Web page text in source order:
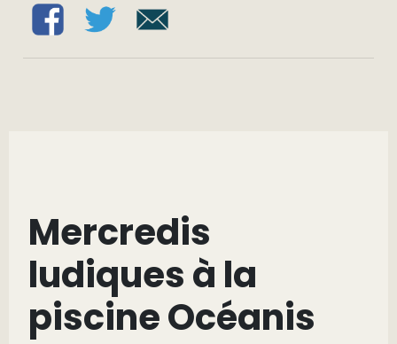
Mercredis
ludiques à la
piscine Océanis